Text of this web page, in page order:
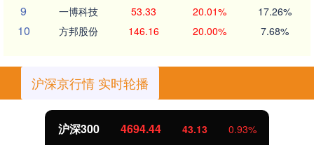
9 一博科技 53.33 20.01% 17.26%
10 方邦股份 146.16 20.00% 7.68%
沪深京行情 实时轮播
沪深300 4694.44 43.13 0.93%